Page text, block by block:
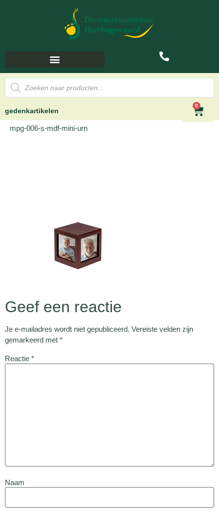
gedenkartikelen
0
mpg-006-s-mdf-mini-urn
Geef een reactie
Je e-mailadres wordt niet gepubliceerd. Vereiste velden zijn
gemarkeerd met *
Reactie *
Naam